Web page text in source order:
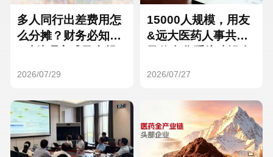
Hungary Mexico
Hong Kong Macau
多人同行出差费用怎
么分摊？财务必知的
2026/07/29
15000人规模，用友
&远大医药人事共享
2026/07/27